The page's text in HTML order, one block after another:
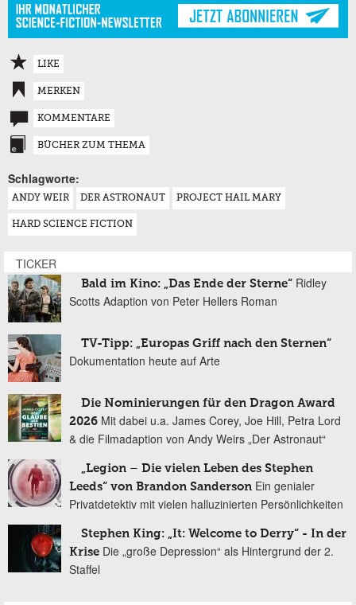
LIKE
MERKEN
KOMMENTARE
BÜCHER ZUM THEMA
Schlagworte:
ANDY WEIR DER ASTRONAUT PROJECT HAIL MARY
HARD SCIENCE FICTION
TICKER
Bald im Kino: „Das Ende der Sterne“ Ridley
Scotts Adaption von Peter Hellers Roman
TV-Tipp: „Europas Griff nach den Sternen“
Dokumentation heute auf Arte
Die Nominierungen für den Dragon Award
2026 Mit dabei u.a. James Corey, Joe Hill, Petra Lord
& die Filmadaption von Andy Weirs „Der Astronaut“
„Legion – Die vielen Leben des Stephen
Leeds“ von Brandon Sanderson Ein genialer
Privatdetektiv mit vielen halluzinierten Persönlichkeiten
Stephen King: „It: Welcome to Derry“ - In der
Krise Die „große Depression“ als Hintergrund der 2.
Staffel